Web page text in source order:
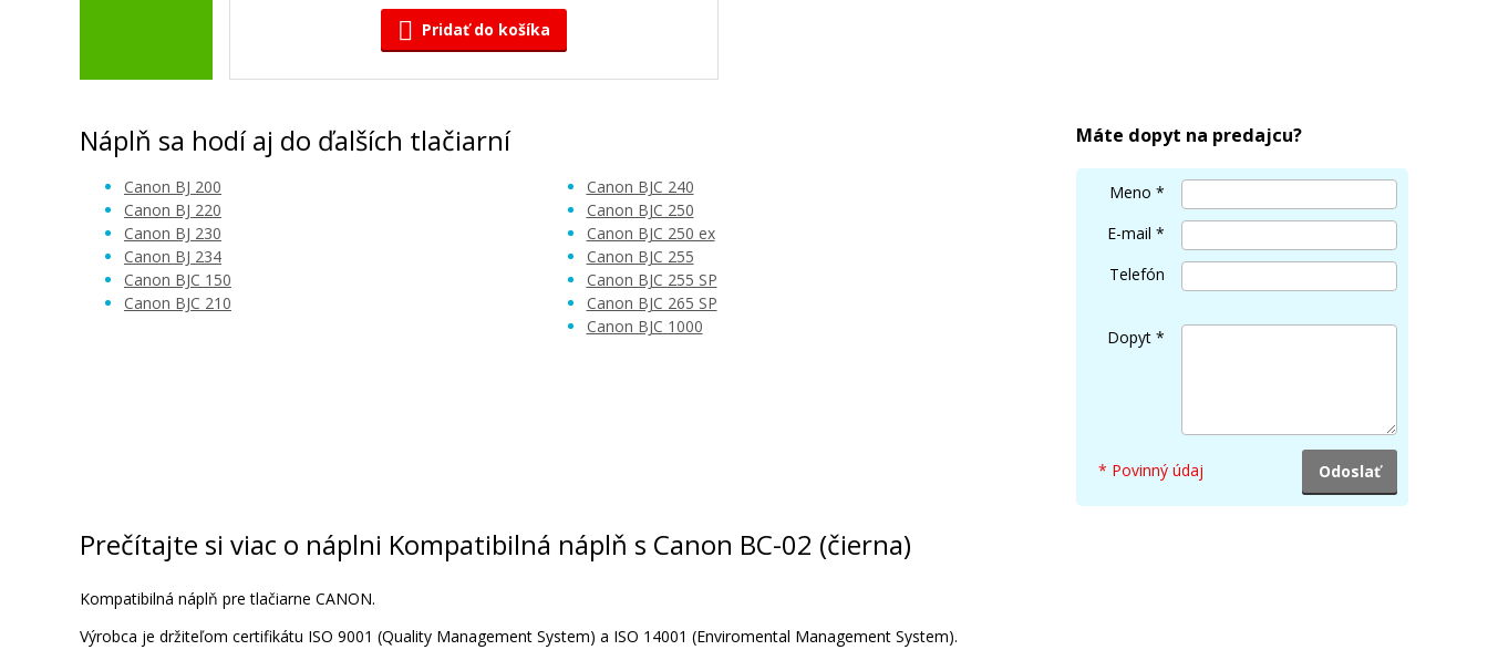
Pridať do košíka
Náplň sa hodí aj do ďalších tlačiarní
Canon BJ 200
Canon BJ 220
Canon BJ 230
Canon BJ 234
Canon BJC 150
Canon BJC 210
Canon BJC 240
Canon BJC 250
Canon BJC 250 ex
Canon BJC 255
Canon BJC 255 SP
Canon BJC 265 SP
Canon BJC 1000
Máte dopyt na predajcu?
Meno *
E-mail *
Telefón
Dopyt *
* Povinný údaj
Prečítajte si viac o náplni Kompatibilná náplň s Canon BC-02 (čierna)
Kompatibilná náplň pre tlačiarne CANON.
Výrobca je držiteľom certifikátu ISO 9001 (Quality Management System) a ISO 14001 (Enviromental Management System).